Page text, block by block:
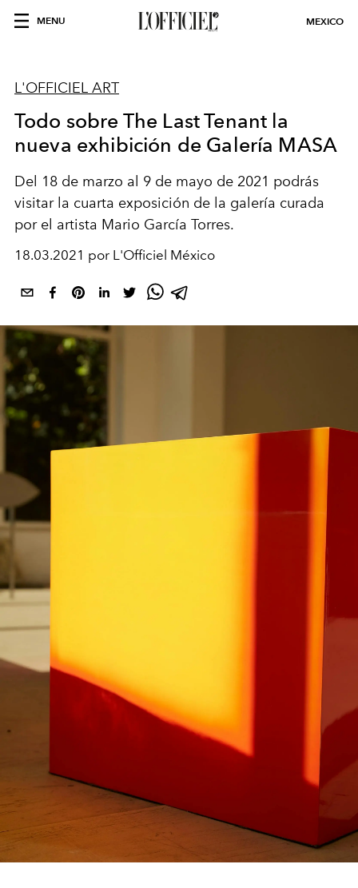
MENU MEXICO
L'OFFICIEL ART
Todo sobre The Last Tenant la
nueva exhibición de Galería MASA
Del 18 de marzo al 9 de mayo de 2021 podrás
visitar la cuarta exposición de la galería curada
por el artista Mario García Torres.
18.03.2021 por L'Officiel México